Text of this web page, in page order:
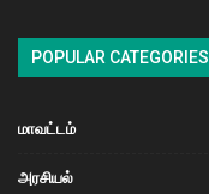
POPULAR CATEGORIES
மாவட்டம்
அரசியல்